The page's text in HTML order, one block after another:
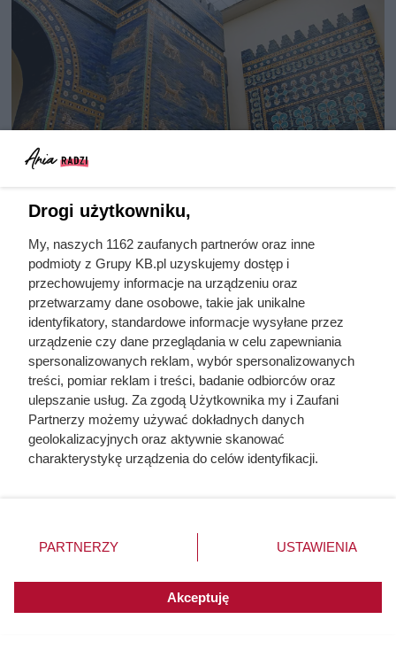
Herodot pisał o tym z
przerażeniem. Każda kobieta
musiała zrobić to chociaż raz w
życiu
Ten gatunek drewna daje
Drogi użytkowniku,
My, naszych 1162 zaufanych partnerów oraz inne
podmioty z Grupy KB.pl uzyskujemy dostęp i
przechowujemy informacje na urządzeniu oraz
przetwarzamy dane osobowe, takie jak unikalne
identyfikatory, standardowe informacje wysyłane przez
urządzenie czy dane przeglądania w celu zapewniania
spersonalizowanych reklam, wybór spersonalizowanych
treści, pomiar reklam i treści, badanie odbiorców oraz
ulepszanie usług. Za zgodą Użytkownika my i Zaufani
Partnerzy możemy używać dokładnych danych
geolokalizacyjnych oraz aktywnie skanować
charakterystykę urządzenia do celów identyfikacji.
zmienić/wycofać klikając przycisk ustawień prywatności
znajdujący się w lewym dolnym rogu strony. Niektóre
użytkownika, ale masz prawo sprzeciwić się takiemu
przetwarzaniu. Preferencje będą miały zastosowania do
PARTNERZY USTAWIENIA
Akceptuję